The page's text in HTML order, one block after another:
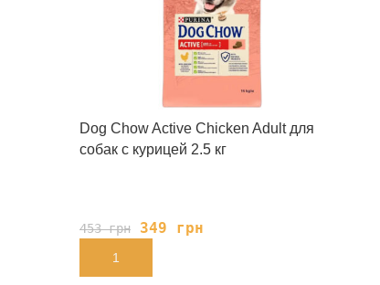
Dog Chow Active Chicken Adult для
собак с курицей 2.5 кг
453грн 349 грн
В КОРЗИНУ